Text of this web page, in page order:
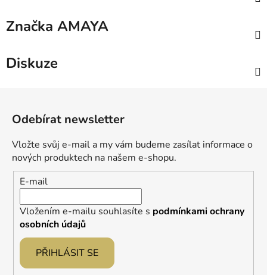
Značka AMAYA
Diskuze
Odebírat newsletter
Vložte svůj e-mail a my vám budeme zasílat informace o
nových produktech na našem e-shopu.
E-mail
Vložením e-mailu souhlasíte s podmínkami ochrany
osobních údajů
PŘIHLÁSIT SE